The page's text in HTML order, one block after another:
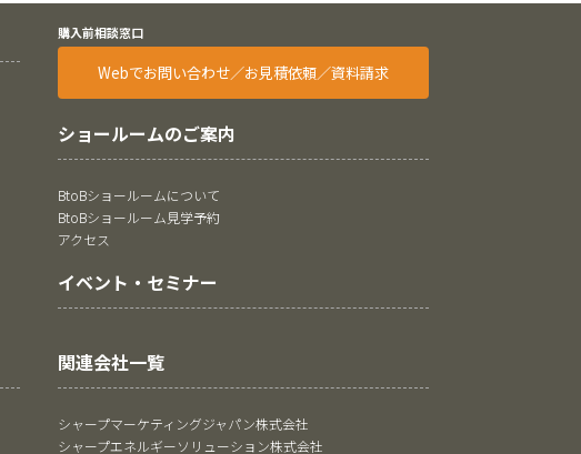
購入前相談窓口
Webでお問い合わせ／お見積依頼／資料請求
ショールームのご案内
BtoBショールームについて
BtoBショールーム見学予約
アクセス
イベント・セミナー
関連会社一覧
シャープマーケティングジャパン株式会社
シャープエネルギーソリューション株式会社